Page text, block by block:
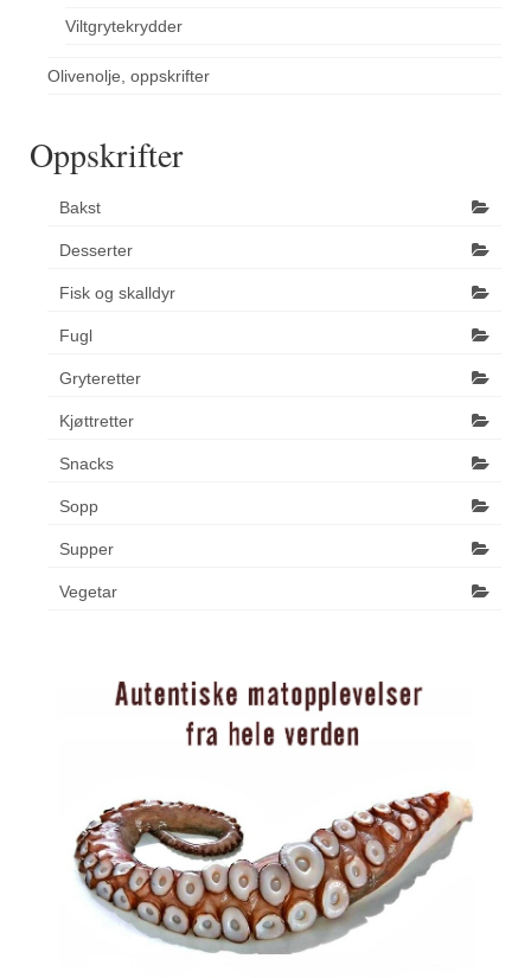
Viltgrytekrydder
Olivenolje, oppskrifter
Oppskrifter
Bakst
Desserter
Fisk og skalldyr
Fugl
Gryteretter
Kjøttretter
Snacks
Sopp
Supper
Vegetar